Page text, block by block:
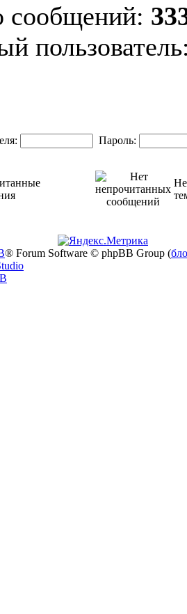
сообщений:
Пароль:
® Forum Software © phpBB Group (